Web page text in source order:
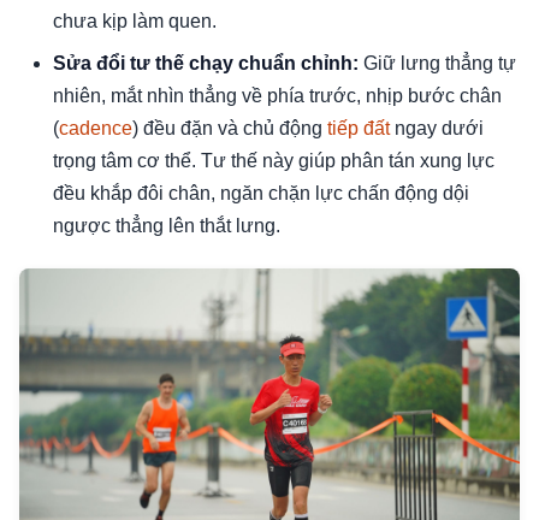
chưa kịp làm quen.
Sửa đổi tư thế chạy chuẩn chỉnh: Giữ lưng thẳng tự
nhiên, mắt nhìn thẳng về phía trước, nhịp bước chân
(cadence) đều đặn và chủ động tiếp đấtngay dưới
trọng tâm cơ thể. Tư thế này giúp phân tán xung lực
đều khắp đôi chân, ngăn chặn lực chấn động dội
ngược thẳng lên thắt lưng.